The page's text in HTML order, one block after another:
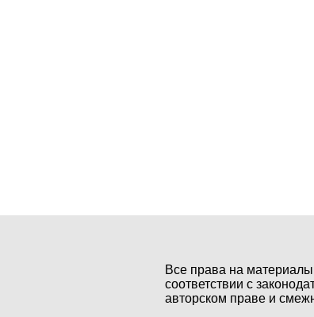
Все права на
соответствии с
авторском праве и